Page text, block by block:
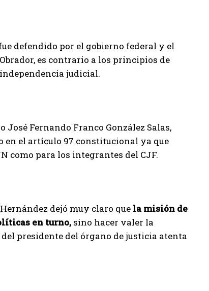
defendido por el gobierno federal y el
es contrario a los principios de
judicial.
Fernando Franco González Salas,
el artículo 97 constitucional ya que
como para los integrantes del CJF.
dejó muy claro que la misión de
en turno, sino hacer valer la
presidente del órgano de justicia atenta